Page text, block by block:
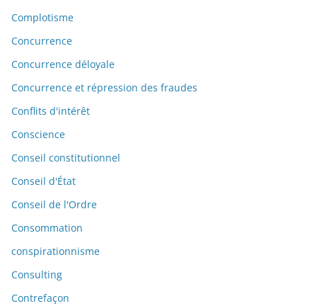
Complotisme
Concurrence
Concurrence déloyale
Concurrence et répression des fraudes
Conflits d'intérêt
Conscience
Conseil constitutionnel
Conseil d'État
Conseil de l'Ordre
Consommation
conspirationnisme
Consulting
Contrefaçon